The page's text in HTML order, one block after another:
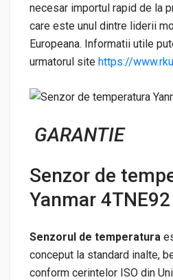
necesar importul rapid de la
care este unul dintre liderii
Europeana. Informatii utile
urmatorul site https://
GARANTIE
Senzor de
Yanmar 4TNE92
Senzorul de temperatura
conceput la standard inalte,
conform cerintelor ISO din